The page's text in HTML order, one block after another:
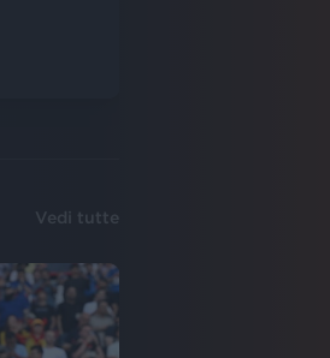
Vedi tutte